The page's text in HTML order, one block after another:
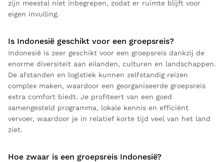
zijn meestal niet inbegrepen, zodat er ruimte blijft voor
eigen invulling.
Is Indonesië geschikt voor een groepsreis?
Indonesië is zeer geschikt voor een groepsreis dankzij de
enorme diversiteit aan eilanden, culturen en landschappen.
De afstanden en logistiek kunnen zelfstandig reizen
complex maken, waardoor een georganiseerde groepsreis
extra comfort biedt. Je profiteert van een goed
samengesteld programma, lokale kennis en efficiënt
vervoer, waardoor je in relatief korte tijd veel van het land
ziet.
Hoe zwaar is een groepsreis Indonesië?